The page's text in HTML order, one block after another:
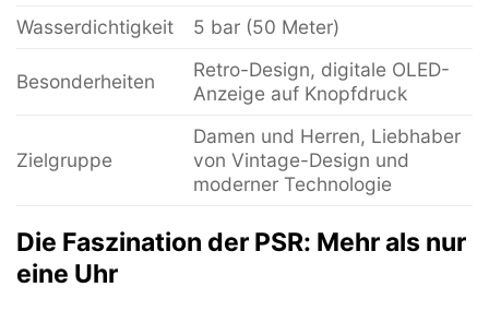
Wasserdichtigkeit
5 bar (50 Meter)
Besonderheiten
Retro-Design, digitale OLED-
Anzeige auf Knopfdruck
Zielgruppe
Damen und Herren, Liebhaber
von Vintage-Design und
moderner Technologie
Die Faszination der PSR: Mehr als nur
eine Uhr